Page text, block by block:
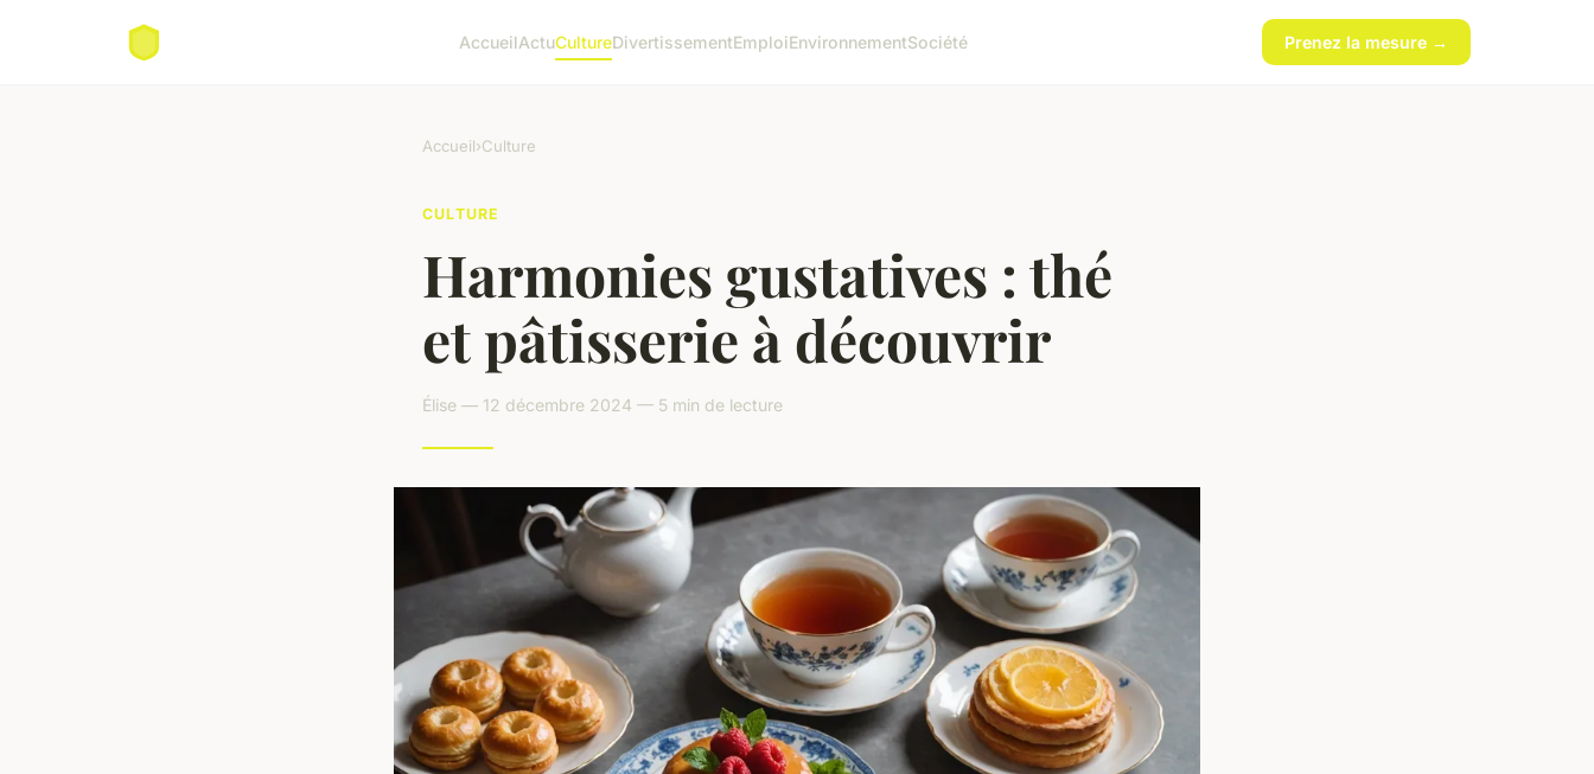
AccueilActuCultureDivertissementEmploiEnvironnementSociété Prenez la mesure →
Accueil›Culture
CULTURE
Harmonies gustatives : thé
et pâtisserie à découvrir
Élise — 12 décembre 2024 — 5 min de lecture